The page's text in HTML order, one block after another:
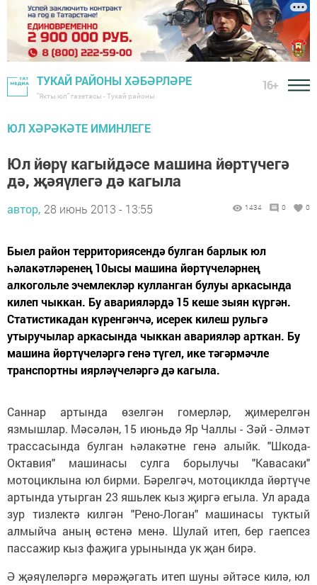
ТУКАЙ РАЙОНЫ ХӘБӘРЛӘРЕ
"Якты юл" газетасы - Тукай районы
16+
ЮЛ ХӘРӘКӘТЕ ИМИНЛЕГЕ
Юл йөрү кагыйдәсе машина йөртүчегә
дә, җәяүлегә дә кагыла
автор, 28 июнь 2013 - 13:55 1434 0 0
Быел район территориясендә булган барлык юл
һәлакәтләренең 10ысы машина йөртүчеләрнең
алкогольле эчемлекләр кулланган булуы аркасында
килеп чыккан. Бу аварияләрдә 15 кеше зыян күргән.
Статистикадан күренгәнчә, исерек килеш рульгә
утыручылар аркасында чыккан аварияләр арткан. Бу
машина йөртүчеләргә генә түгел, ике тәгәрмәчле
транспортны иярләүчеләргә дә кагыла.
Саннар артында өзелгән гомерләр, җимерелгән
язмышлар. Мәсәлән, 15 июньдә Яр Чаллы - Зәй - Әлмәт
трассасында булган һәлакәтне генә алыйк. "Шкода-
Октавия" машинасы сулга борылучы "Кавасаки"
мотоциклына юл бирми. Бәрелгәч, мотоциклда йөртүче
артында утырган 23 яшьлек кыз җиргә егыла. Ул арада
зур тизлектә килгән "Рено-Логан" машинасы туктый
алмыйча аның өстенә менә. Шулай итеп, бер гаепсез
пассажир кыз фаҗига урынында ук җан бирә.
Ә җәяүлеләргә мөрәҗәгать итеп шуны әйтәсе килә, юл